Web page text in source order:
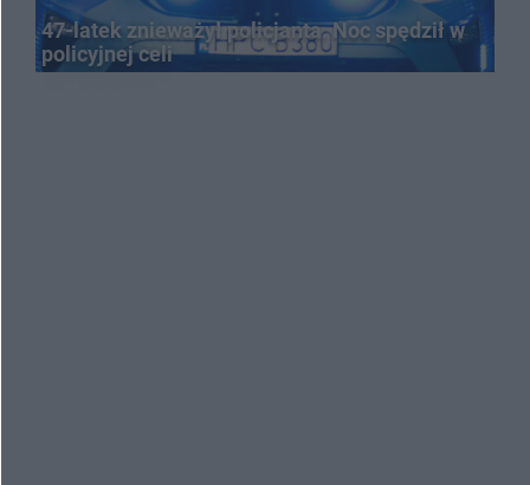
47-latek znieważył policjanta. Noc spędził w
policyjnej celi